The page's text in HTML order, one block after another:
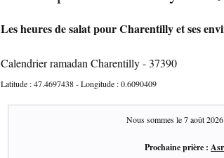
Les heures de salat pour Charentilly et ses
Calendrier ramadan Charentilly - 37390
Latitude :47.4697438- Longitude :0.6090409
Nous sommes le7 août 2026
Prochaine prière : Asr